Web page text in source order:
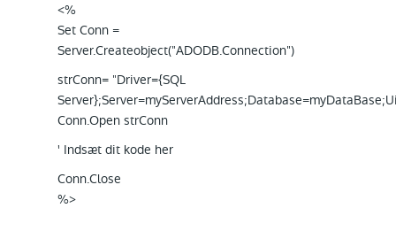
<%
Set Conn =
Server.Createobject("ADODB.Connection")
strConn= "Driver={SQL
Conn.Open strConn
' Indsæt dit kode her
Conn.Close
%>